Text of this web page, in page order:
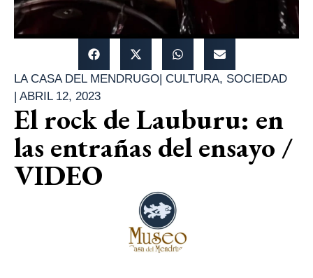
LA CASA DEL MENDRUGO CULTURA, SOCIEDAD
ABRIL 12, 2023
El rock de Lauburu: en
las entrañas del ensayo /
VIDEO